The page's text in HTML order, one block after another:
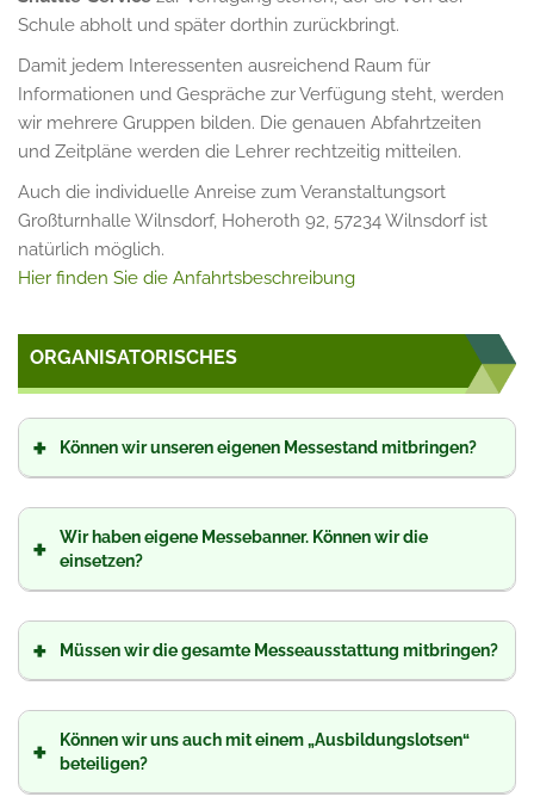
Schule abholt und später dorthin zurückbringt.
Damit jedem Interessenten ausreichend Raum für
Informationen und Gespräche zur Verfügung steht, werden
wir mehrere Gruppen bilden. Die genauen Abfahrtzeiten
und Zeitpläne werden die Lehrer rechtzeitig mitteilen.
Auch die individuelle Anreise zum Veranstaltungsort
Großturnhalle Wilnsdorf, Hoheroth 92, 57234 Wilnsdorf ist
natürlich möglich.
Hier finden Sie die Anfahrtsbeschreibung
ORGANISATORISCHES
Können wir unseren eigenen Messestand mitbringen?
+
Wir haben eigene Messebanner. Können wir die
einsetzen?
+
Müssen wir die gesamte Messeausstattung mitbringen?
+
Können wir uns auch mit einem „Ausbildungslotsen“
beteiligen?
+